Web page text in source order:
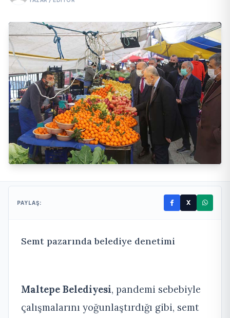
PAYLAŞ: X
Semt pazarında belediye denetimi
Maltepe Belediyesi, pandemi sebebiyle
çalışmalarını yoğunlaştırdığı gibi, semt